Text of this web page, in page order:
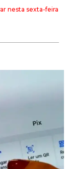
nesta sexta-feira